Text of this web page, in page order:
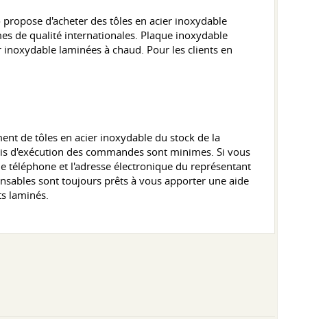
d'acheter des tôles en acier inoxydable
de qualité internationales. Plaque inoxydable
laminées à chaud. Pour les clients en
de tôles en acier inoxydable du stock de la
d'exécution des commandes sont minimes. Si vous
téléphone et l'adresse électronique du représentant
sont toujours prêts à vous apporter une aide
laminés.